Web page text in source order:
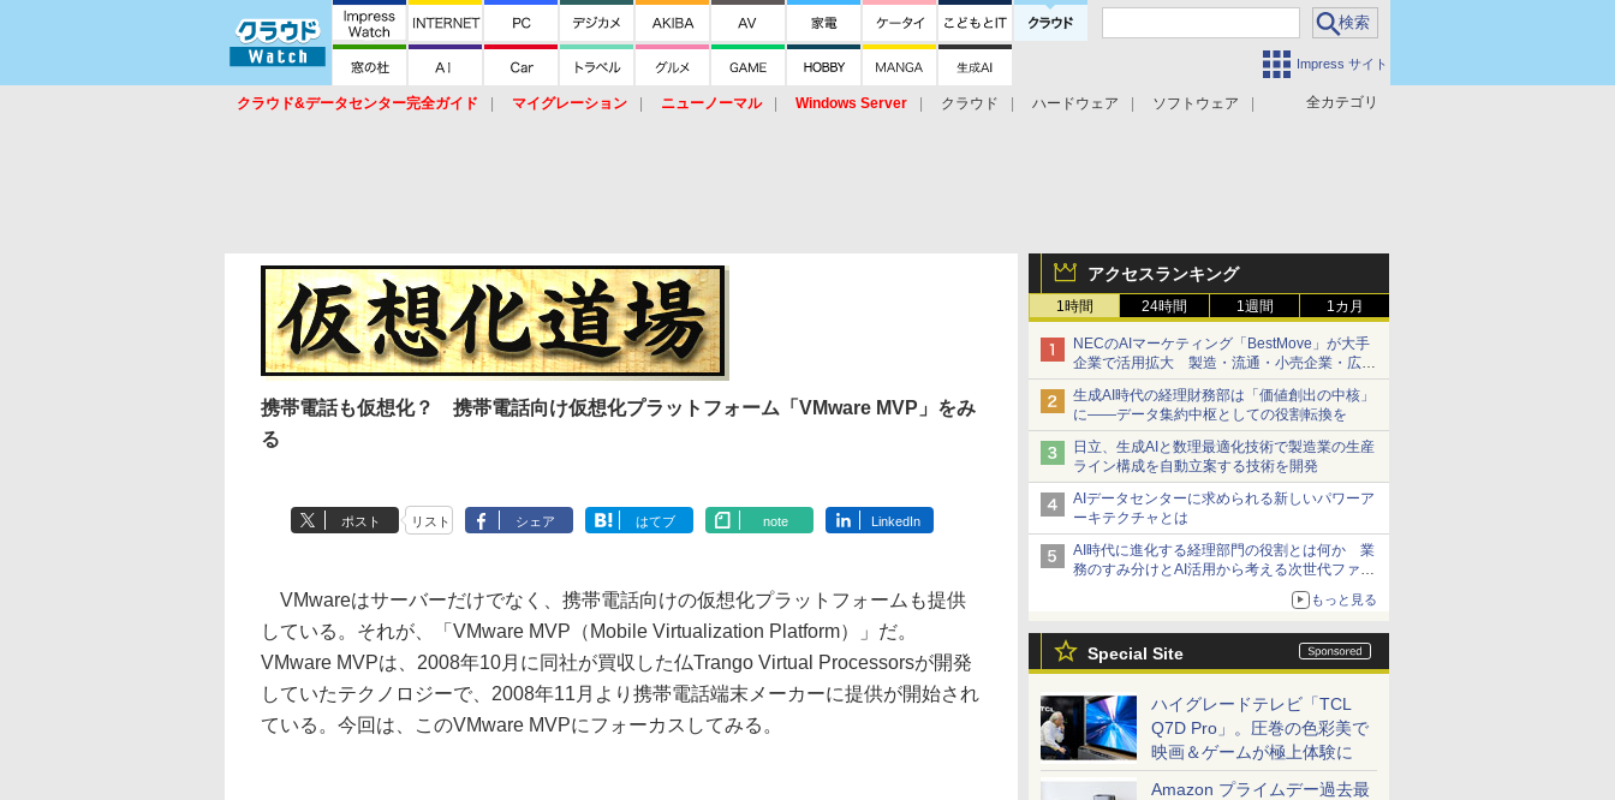
Impress サイト
全カテゴリ
クラウド&データセンター完全ガイド マイグレーション ニューノーマル Windows Server クラウド ハードウェア
ソフトウェア
アクセスランキング
1時間 24時間 1週間 1カ月
NECのAIマーケティング「BestMove」が大手
企業で活用拡大 製造・流通・小売企業・広告
代理店などが実装フェーズへ
生成AI時代の経理財務部は「価値創出の中核」
に――データ集約中枢としての役割転換を
日立、生成AIと数理最適化技術で製造業の生産
ライン構成を自動立案する技術を開発
AIデータセンターに求められる新しいパワーア
ーキテクチャとは
AI時代に進化する経理部門の役割とは何か 業
務のすみ分けとAI活用から考える次世代ファイ
もっと見る
Special Site
ハイグレードテレビ「TCL
Q7D Pro」。圧巻の色彩美で
映画＆ゲームが極上体験に
Amazon プライムデー過去最
携帯電話も仮想化？ 携帯電話向け仮想化プラットフォーム「VMware MVP」をみ
る
ポスト リスト シェア はてブ note LinkedIn
VMwareはサーバーだけでなく、携帯電話向けの仮想化プラットフォームも提供
している。それが、「VMware MVP（Mobile Virtualization Platform）」だ。
VMware MVPは、2008年10月に同社が買収した仏Trango Virtual Processorsが開発
していたテクノロジーで、2008年11月より携帯電話端末メーカーに提供が開始され
ている。今回は、このVMware MVPにフォーカスしてみる。